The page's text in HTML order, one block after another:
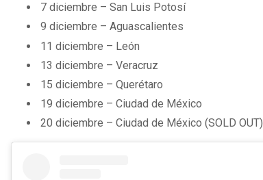
7 diciembre – San Luis Potosí
9 diciembre – Aguascalientes
11 diciembre – León
13 diciembre – Veracruz
15 diciembre – Querétaro
19 diciembre – Ciudad de México
20 diciembre – Ciudad de México (SOLD OUT)